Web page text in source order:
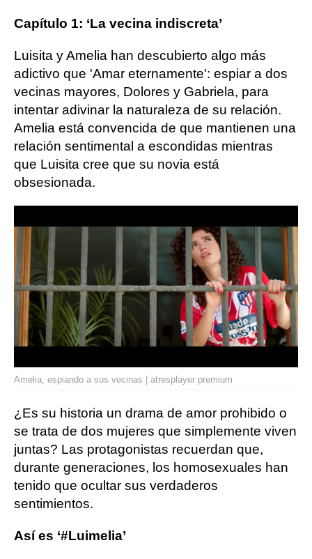
Capítulo 1: ‘La vecina indiscreta’
Luisita y Amelia han descubierto algo más
adictivo que 'Amar eternamente': espiar a dos
vecinas mayores, Dolores y Gabriela, para
intentar adivinar la naturaleza de su relación.
Amelia está convencida de que mantienen una
relación sentimental a escondidas mientras
que Luisita cree que su novia está
obsesionada.
Amelia, espiando a sus vecinas | atresplayer premium
¿Es su historia un drama de amor prohibido o
se trata de dos mujeres que simplemente viven
juntas? Las protagonistas recuerdan que,
durante generaciones, los homosexuales han
tenido que ocultar sus verdaderos
sentimientos.
Así es ‘#Luimelia’